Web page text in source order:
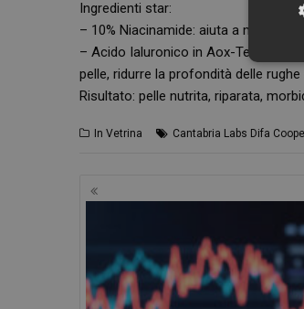
Ingredienti star:
– 10% Niacinamide: aiuta a
– Acido Ialuronico in Aox-Tech:
pelle, ridurre la profondità delle
Risultato: pelle nutrita, riparata,
In Vetrina Cantabria Labs Difa
Navigazione
articoli